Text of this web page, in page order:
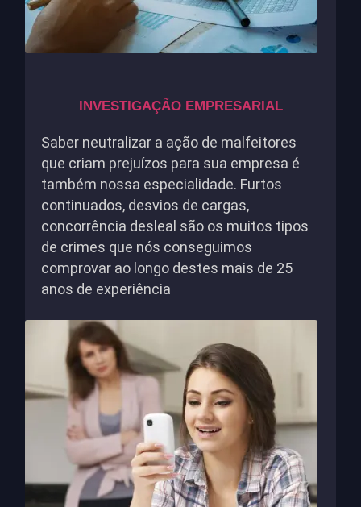
INVESTIGAÇÃO EMPRESARIAL
Saber neutralizar a ação de malfeitores
que criam prejuízos para sua empresa é
também nossa especialidade. Furtos
continuados, desvios de cargas,
concorrência desleal são os muitos tipos
de crimes que nós conseguimos
comprovar ao longo destes mais de 25
anos de experiência